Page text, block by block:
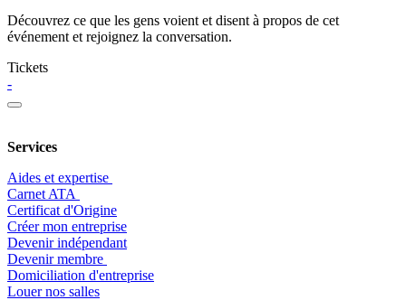
Découvrez ce que les gens voient et disent à propos de cet
événement et rejoignez la conversation.
Tickets
-
Services
Aides et expertise
​Carnet ATA
Certificat d'Origine
Créer mon entreprise
Devenir indépendant
Devenir membre
​Domiciliation d'entreprise
Louer nos salles